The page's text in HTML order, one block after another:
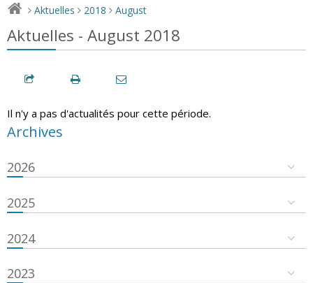
> Aktuelles > 2018 > August
Aktuelles - August 2018
Il n'y a pas d'actualités pour cette période.
Archives
2026
2025
2024
2023